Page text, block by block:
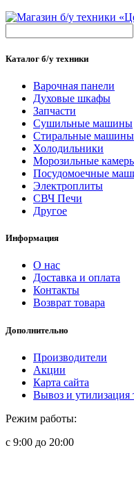
Каталог б/у техники
Варочная панели
Духовые шкафы
Запчасти
Сушильные машины
Стиральные машины
Холодильники
Морозильные
Посудомоечные
Электроплиты
СВЧ Печи
Другое
Информация
О нас
Доставка и оплата
Контакты
Возврат товара
Дополнительно
Производители
Акции
Карта сайта
Вывоз и
Режим работы:
с 9:00 до 20:00